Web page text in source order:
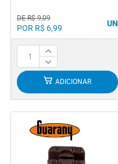
DE R$ 9,09
POR R$ 6,99 UN
ADICIONAR